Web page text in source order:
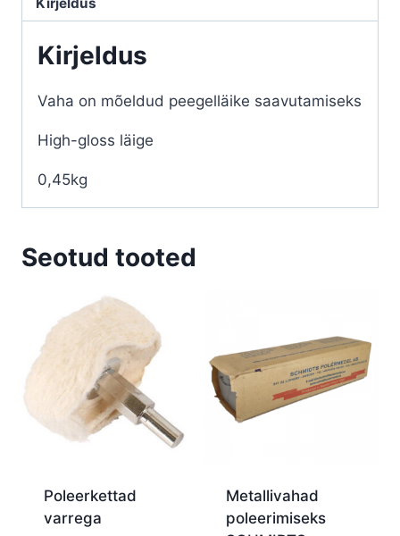
Kirjeldus
Vaha on mõeldud peegelläike saavutamiseks
High-gloss läige
0,45kg
Seotud tooted
Poleerkettad
varrega
Metallivahad
poleerimiseks